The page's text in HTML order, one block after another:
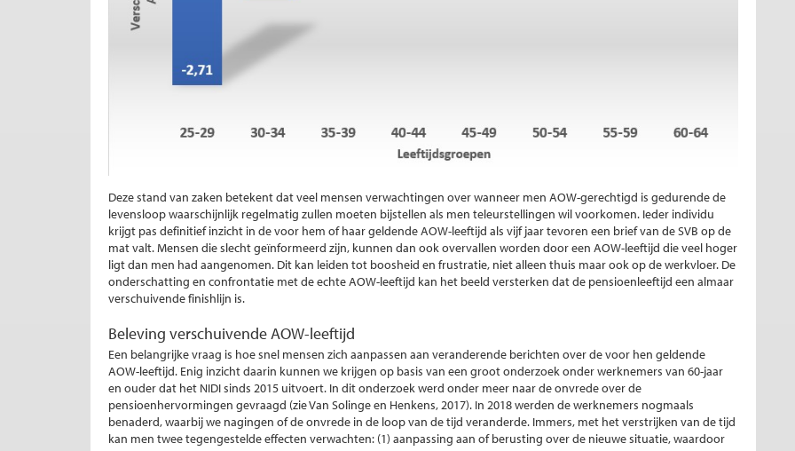
Deze stand van zaken betekent dat veel mensen verwachtingen over wanneer men AOW-gerechtigd is gedurende de
levensloop waarschijnlijk regelmatig zullen moeten bijstellen als men teleurstellingen wil voorkomen. Ieder individu
krijgt pas definitief inzicht in de voor hem of haar geldende AOW-leeftijd als vijf jaar tevoren een brief van de SVB op de
mat valt. Mensen die slecht geïnformeerd zijn, kunnen dan ook overvallen worden door een AOW-leeftijd die veel hoger
ligt dan men had aangenomen. Dit kan leiden tot boosheid en frustratie, niet alleen thuis maar ook op de werkvloer. De
onderschatting en confrontatie met de echte AOW-leeftijd kan het beeld versterken dat de pensioenleeftijd een almaar
verschuivende finishlijn is.
Beleving verschuivende AOW-leeftijd
Een belangrijke vraag is hoe snel mensen zich aanpassen aan veranderende berichten over de voor hen geldende
AOW-leeftijd. Enig inzicht daarin kunnen we krijgen op basis van een groot onderzoek onder werknemers van 60-jaar
en ouder dat het NIDI sinds 2015 uitvoert. In dit onderzoek werd onder meer naar de onvrede over de
pensioenhervormingen gevraagd (zie Van Solinge en Henkens, 2017). In 2018 werden de werknemers nogmaals
benaderd, waarbij we nagingen of de onvrede in de loop van de tijd veranderde. Immers, met het verstrijken van de tijd
kan men twee tegengestelde effecten verwachten: (1) aanpassing aan of berusting over de nieuwe situatie, waardoor